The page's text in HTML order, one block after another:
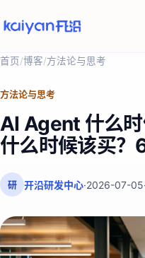
首页/博客/方法论与思考
方法论与思考
AI Agent 什么
什么时候该买？
研 开沿研发中心·2026-07-05·